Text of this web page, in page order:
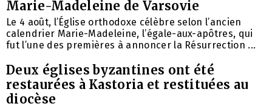
Marie-Madeleine de Varsovie
Le 4 août, l’Église orthodoxe célèbre selon l’ancien
calendrier Marie-Madeleine, l’égale-aux-apôtres, qui
fut l’une des premières à annoncer la Résurrection ...
Deux églises byzantines ont été
restaurées à Kastoria et restituées au
diocèse